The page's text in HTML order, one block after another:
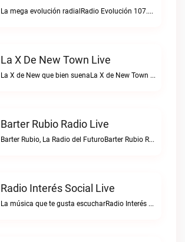
La mega evolución radialRadio Evolución 107.7 FM live
La X De New Town Live
La X de New que bien suenaLa X de New Town live
Barter Rubio Radio Live
Barter Rubio, La Radio del FuturoBarter Rubio Radio live
Radio Interés Social Live
La música que te gusta escucharRadio Interés Social live